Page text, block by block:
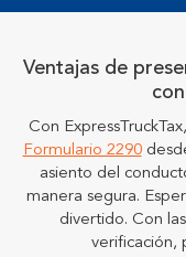
Ventajas de
con
Con
Formulario 2290
asiento del
manera segura.
divertido. Con
verificación,